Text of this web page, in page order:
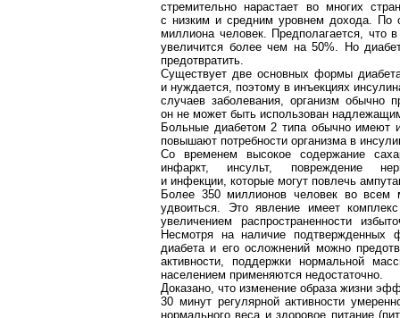
стремительно нарастает во многих
с низким и средним уровнем дохода. По
миллиона человек. Предполагается,
увеличится более чем на 50%. Но
предотвратить.
Существует две основных формы
и нуждается, поэтому в инъекциях
случаев заболевания, организм обычно
он не может быть использован
Больные диабетом 2 типа обычно имеют
повышают потребности организма в
Со временем высокое содержание
инфаркт, инсульт, повреждение
и инфекции, которые могут повлечь
Более 350 миллионов человек во
удвоиться. Это явление имеет
увеличением распространенности
Несмотря на наличие подтвержденных
диабета и его осложнений можно
активности, поддержки нормальной
населением применяются недостаточно.
Доказано, что изменение образа жизни
30 минут регулярной активности
нормального веса и здоровое питание